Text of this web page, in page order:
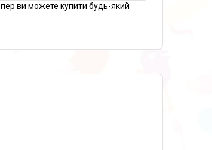
ви можете купити будь-який